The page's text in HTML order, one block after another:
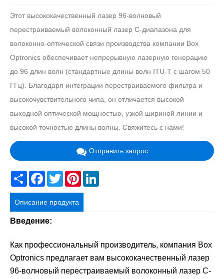
Этот высококачественный лазер 96-волновый
перестраиваемый волоконный лазер C-диапазона для
волоконно-оптической связи производства компании Box
Optronics обеспечивает непрерывную лазерную генерацию
до 96 длин волн (стандартные длины волн ITU-T с шагом 50
ГГц). Благодаря интеграции перестраиваемого фильтра и
высокочувствительного чипа, он отличается высокой
выходной оптической мощностью, узкой шириной линии и
высокой точностью длины волны. Свяжитесь с нами!
Отправить запрос
Share Facebook
TwitterPinterest
Описание продукта
Введение:
Как профессиональный производитель, компания Box
Optronics предлагает вам высококачественный лазер
96-волновый перестраиваемый волоконный лазер C-